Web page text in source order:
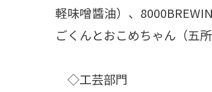
軽味噌醬油）、
ごくんとおこめちゃん（五
◇工芸部門